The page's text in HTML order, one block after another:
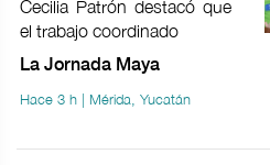
Cecilia Patrón destacó que
el trabajo coordinado
La Jornada Maya
Hace 3 h | Mérida, Yucatán